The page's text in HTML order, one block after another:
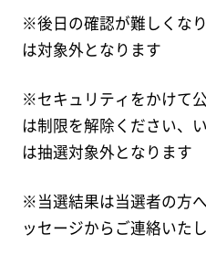
※後日の確認が難しくな
は対象外となります
※セキュリティをかけて
は制限を解除ください、
は抽選対象外となります
※当選結果は当選者の方
ッセージからご連絡いた